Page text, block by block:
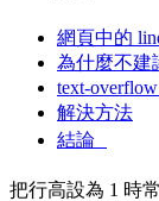
網頁中的
為什麼不建
text-
解決方法
結論
把行高設為 1 時